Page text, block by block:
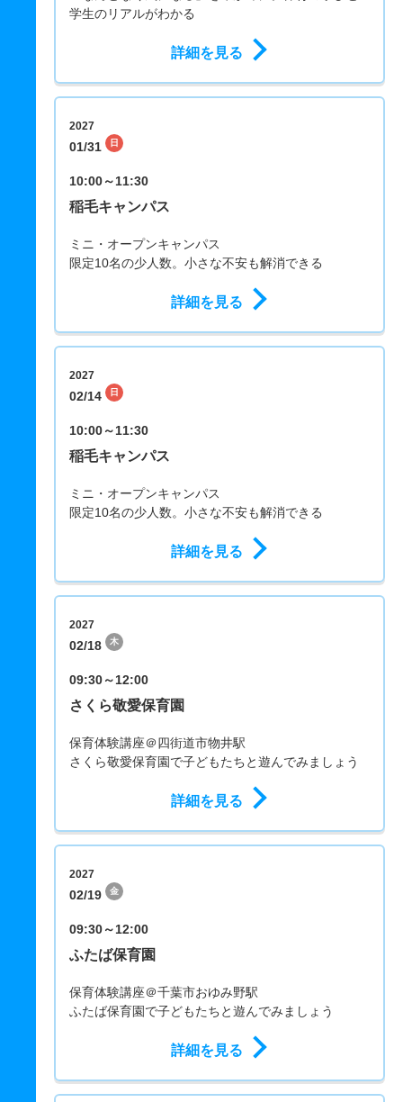
学生のリアルがわかる
詳細を見る
2027
01/31 日
10:00～11:30
稲毛キャンパス
ミニ・オープンキャンパス
限定10名の少人数。小さな不安も解消できる
詳細を見る
2027
02/14 日
10:00～11:30
稲毛キャンパス
ミニ・オープンキャンパス
限定10名の少人数。小さな不安も解消できる
詳細を見る
2027
02/18 木
09:30～12:00
さくら敬愛保育園
保育体験講座＠四街道市物井駅
さくら敬愛保育園で子どもたちと遊んでみましょう
詳細を見る
2027
02/19 金
09:30～12:00
ふたば保育園
保育体験講座＠千葉市おゆみ野駅
ふたば保育園で子どもたちと遊んでみましょう
詳細を見る